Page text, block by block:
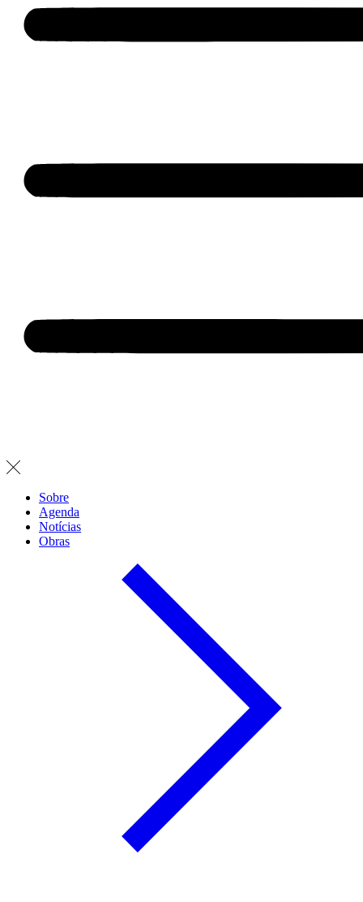
Sobre
Agenda
Notícias
Obras